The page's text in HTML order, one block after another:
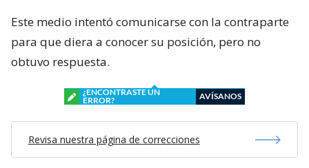
Este medio intentó comunicarse con la contraparte
para que diera a conocer su posición, pero no
obtuvo respuesta.
¿ENCONTRASTE UN
ERROR?
AVÍSANOS
Revisa nuestra página de correcciones